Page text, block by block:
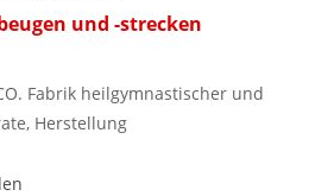
und -strecken
CO. Fabrik heilgymnastischer und
Herstellung